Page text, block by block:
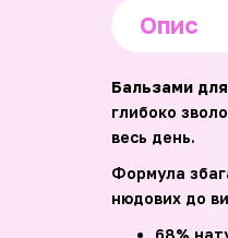
Опис
Бальзами
глибоко
весь день.
Формула
нюдових до